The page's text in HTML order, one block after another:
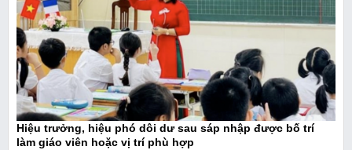
Hiệu trưởng, hiệu phó dôi dư sau sáp nhập được bố trí
làm giáo viên hoặc vị trí phù hợp